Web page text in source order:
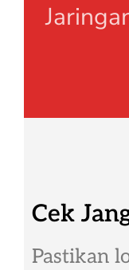
Cek
Pastikan